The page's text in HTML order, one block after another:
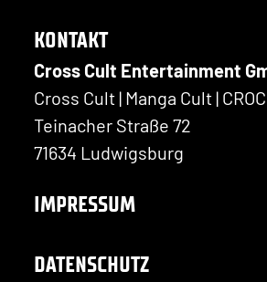
KONTAKT
Cross Cult Entertainment
Cross Cult | Manga Cult |
Teinacher Straße 72
71634 Ludwigsburg
IMPRESSUM
DATENSCHUTZ